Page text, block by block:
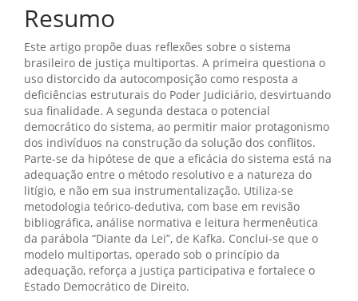
principal
Resumo
Este artigo propõe duas reflexões sobre o sistema
brasileiro de justiça multiportas. A primeira questiona o
uso distorcido da autocomposição como resposta a
deficiências estruturais do Poder Judiciário, desvirtuando
sua finalidade. A segunda destaca o potencial
democrático do sistema, ao permitir maior protagonismo
dos indivíduos na construção da solução dos conflitos.
Parte-se da hipótese de que a eficácia do sistema está na
adequação entre o método resolutivo e a natureza do
litígio, e não em sua instrumentalização. Utiliza-se
metodologia teórico-dedutiva, com base em revisão
bibliográfica, análise normativa e leitura hermenêutica
da parábola “Diante da Lei”, de Kafka. Conclui-se que o
modelo multiportas, operado sob o princípio da
adequação, reforça a justiça participativa e fortalece o
Estado Democrático de Direito.